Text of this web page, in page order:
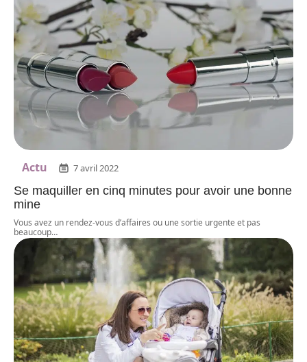
Actu 7 avril 2022
Se maquiller en cinq minutes pour avoir une bonne
mine
Vous avez un rendez-vous d’affaires ou une sortie urgente et pas
beaucoup…